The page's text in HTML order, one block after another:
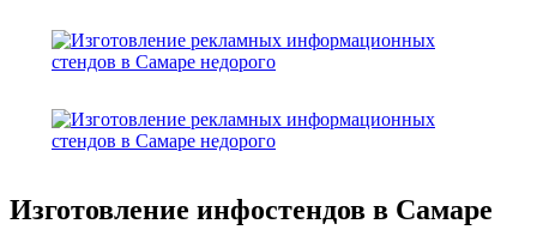
Изготовление инфостендов в Самаре